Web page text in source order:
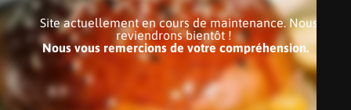
Site actuellement en cours de maintenance. Nous
reviendrons bientôt !
Nous vous remercions de votre compréhension.